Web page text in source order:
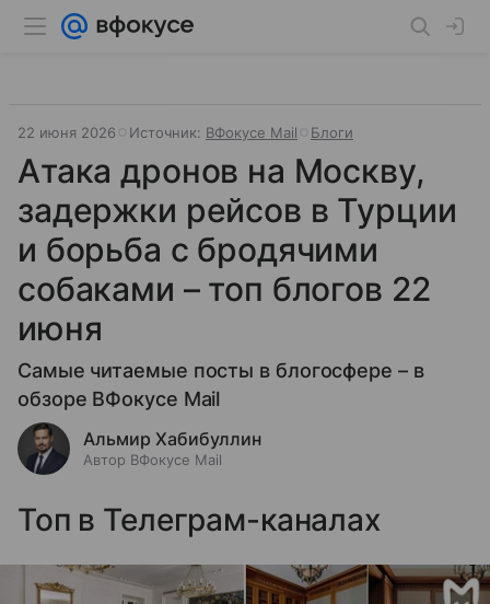
22 июня 2026 Источник: ВФокусе Mail Блоги
Атака дронов на Москву,
задержки рейсов в Турции
и борьба с бродячими
собаками – топ блогов 22
июня
Самые читаемые посты в блогосфере – в
обзоре ВФокусе Mail
Альмир Хабибуллин
Автор ВФокусе Mail
Топ в Телеграм-каналах